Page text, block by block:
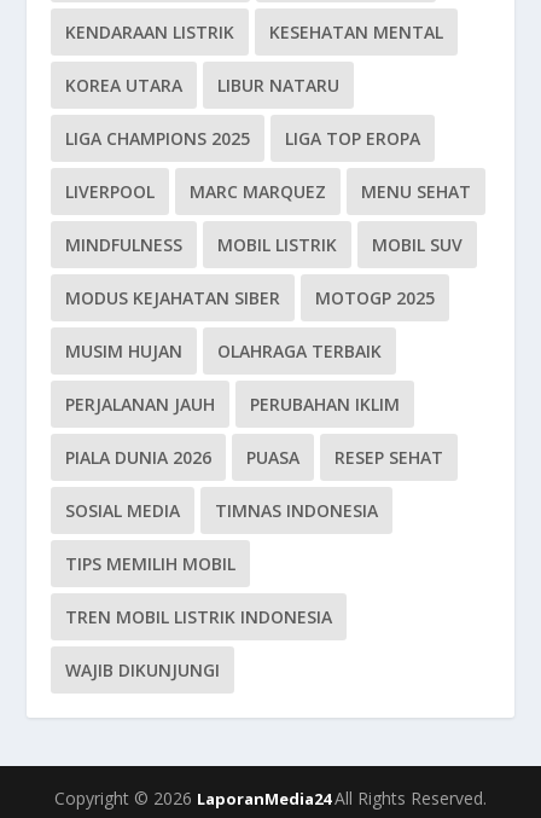
KENDARAAN LISTRIK KESEHATAN MENTAL
KOREA UTARA LIBUR NATARU
LIGA CHAMPIONS 2025 LIGA TOP EROPA
LIVERPOOL MARC MARQUEZ MENU SEHAT
MINDFULNESS MOBIL LISTRIK MOBIL SUV
MODUS KEJAHATAN SIBER MOTOGP 2025
MUSIM HUJAN OLAHRAGA TERBAIK
PERJALANAN JAUH PERUBAHAN IKLIM
PIALA DUNIA 2026 PUASA RESEP SEHAT
SOSIAL MEDIA TIMNAS INDONESIA
TIPS MEMILIH MOBIL
TREN MOBIL LISTRIK INDONESIA
WAJIB DIKUNJUNGI
Copyright © 2026 LaporanMedia24All Rights Reserved.